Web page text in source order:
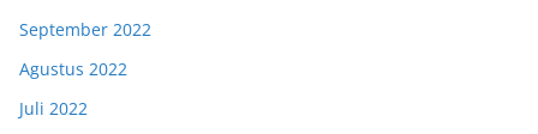
September 2022
Agustus 2022
Juli 2022